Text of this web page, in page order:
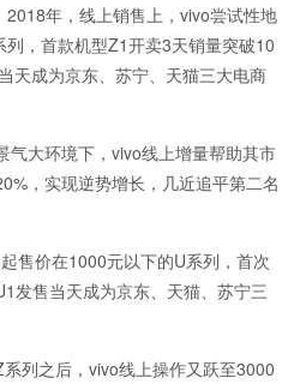
年，线上销售上，vivo尝试性地
，首款机型Z1开卖3天销量突破10
天成为京东、苏宁、天猫三大电商
气大环境下，vivo线上增量帮助其市
，实现逆势增长，几近追平第二名
售价在1000元以下的U系列，首次
发售当天成为京东、天猫、苏宁三
列之后，vivo线上操作又跃至3000